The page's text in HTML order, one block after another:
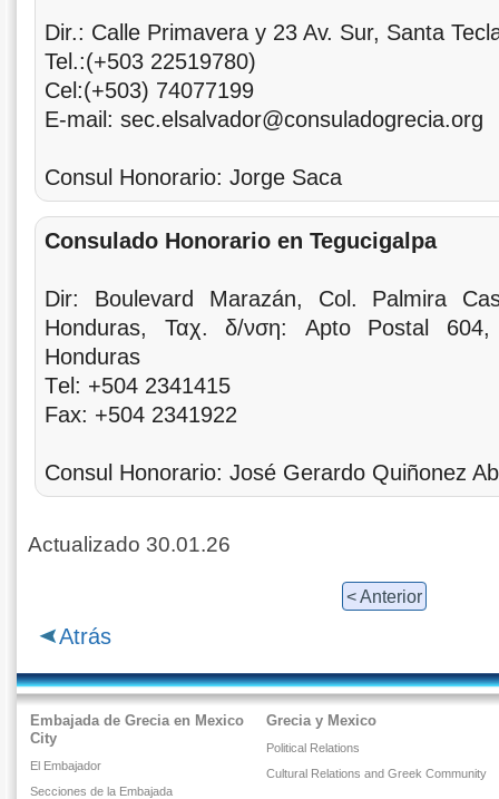
Dir.: Calle Primavera y 23 Av. Sur, Santa
Tel.:(+503 22519780)
Cel:(+503) 74077199
E-mail: sec.elsalvador@consuladogrecia.org
Consul Honorario: Jorge Saca
Consulado Honorario en Tegucigalpa
Dir: Boulevard Marazán, Col. Palmira
Honduras, Ταχ. δ/νση: Apto Postal 604,
Honduras
Τel: +504 2341415
Fax: +504 2341922
Consul Honorario: José Gerardo Quiñonez
Actualizado 30.01.26
< Anterior
Atrás
Embajada de Grecia en Mexico
City
El Embajador
Secciones de la Embajada
Grecia y Mexico
Political Relations
Cultural Relations and Greek Community